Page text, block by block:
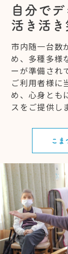
自分で
活き活
市内随一台数
め、多種多様
ーが準備され
ご利用者様に
め、心身とも
スをご提供し
こま